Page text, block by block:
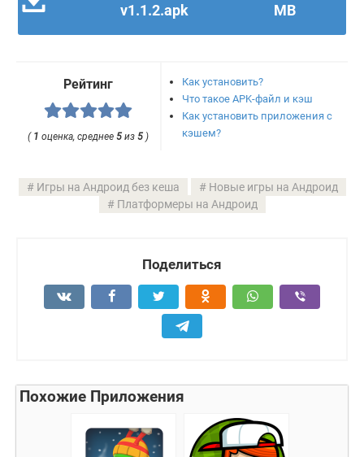
v1.1.2.apk
MB
Рейтинг
( 1 оценка, среднее5 из5 )
Как установить?
Что такое APK-файл и кэш
Как установить приложения с
кэшем?
Игры на Андроид без кеша
Новые игры на Андроид
Платформеры на Андроид
Поделиться
Похожие Приложения